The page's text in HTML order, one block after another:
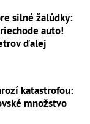
silné žalúdky:
auto!
ďalej
katastrofou:
množstvo